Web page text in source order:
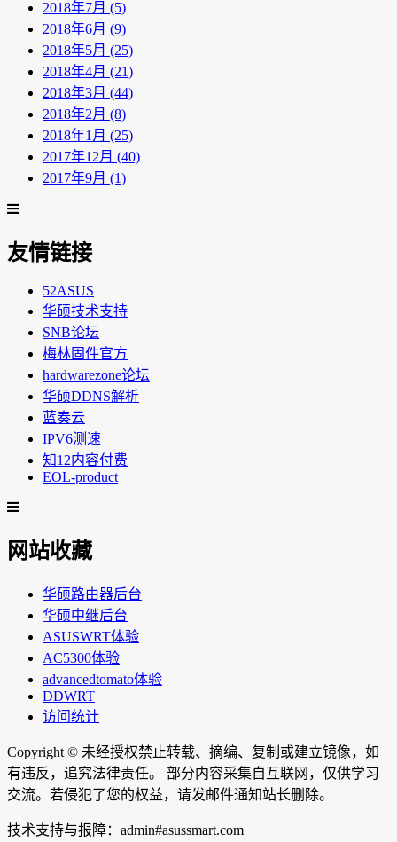
2018年7月 (5)
2018年6月 (9)
2018年5月 (25)
2018年4月 (21)
2018年3月 (44)
2018年2月 (8)
2018年1月 (25)
2017年12月 (40)
2017年9月 (1)
友情链接
52ASUS
华硕技术支持
SNB论坛
梅林固件官方
hardwarezone论坛
华硕DDNS解析
蓝奏云
IPV6测速
知12内容付费
EOL-product
网站收藏
华硕路由器后台
华硕中继后台
ASUSWRT体验
AC5300体验
advancedtomato体验
DDWRT
访问统计
Copyright © 未经授权禁止转载、摘编、复制或建立镜像，如
有违反，追究法律责任。 部分内容采集自互联网，仅供学习
交流。若侵犯了您的权益，请发邮件通知站长删除。
技术支持与报障：admin#asussmart.com